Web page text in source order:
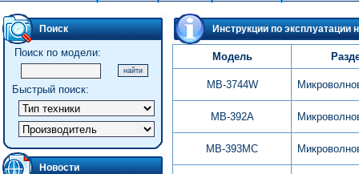
Поиск
Поиск по модели:
Быстрый поиск:
Новости
Инструкции по эксплуатации
Модель
MB-3744W
MB-392A
MB-393MC